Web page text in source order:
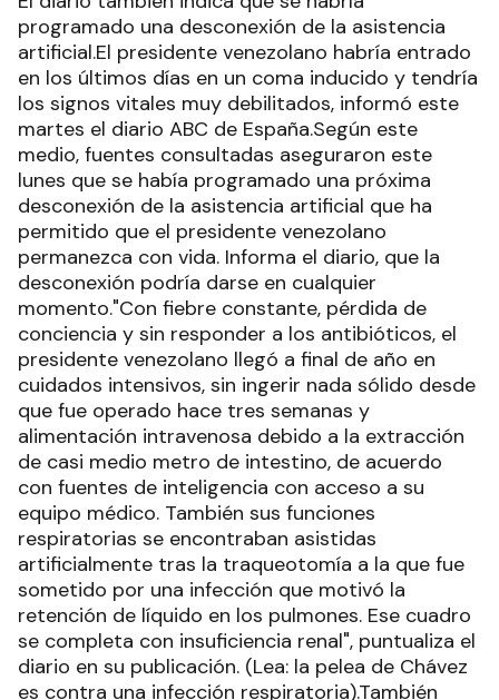
programado una desconexión de la asistencia
artificial.El presidente venezolano habría entrado
en los últimos días en un coma inducido y tendría
los signos vitales muy debilitados, informó este
martes el diario ABC de España.Según este
medio, fuentes consultadas aseguraron este
lunes que se había programado una próxima
desconexión de la asistencia artificial que ha
permitido que el presidente venezolano
permanezca con vida. Informa el diario, que la
desconexión podría darse en cualquier
momento."Con fiebre constante, pérdida de
conciencia y sin responder a los antibióticos, el
presidente venezolano llegó a final de año en
cuidados intensivos, sin ingerir nada sólido desde
que fue operado hace tres semanas y
alimentación intravenosa debido a la extracción
de casi medio metro de intestino, de acuerdo
con fuentes de inteligencia con acceso a su
equipo médico. También sus funciones
respiratorias se encontraban asistidas
artificialmente tras la traqueotomía a la que fue
sometido por una infección que motivó la
retención de líquido en los pulmones. Ese cuadro
se completa con insuficiencia renal", puntualiza el
diario en su publicación. (Lea: la pelea de Chávez
es contra una infección respiratoria).También